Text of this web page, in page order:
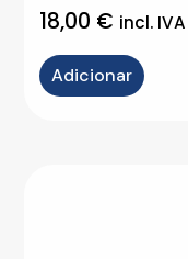
18,00 € incl. IVA
Adicionar